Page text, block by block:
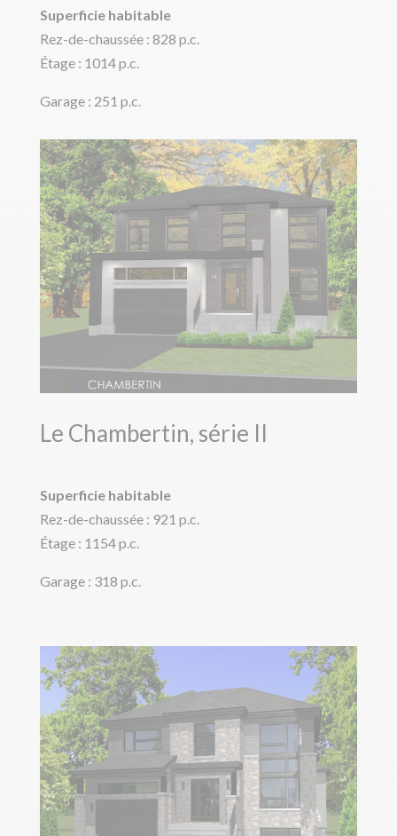
Superficie habitable
Rez-de-chaussée : 828 p.c.
Étage : 1014 p.c.
Garage : 251 p.c.
Le Chambertin, série II
Superficie habitable
Rez-de-chaussée : 921 p.c.
Étage : 1154 p.c.
Garage : 318 p.c.